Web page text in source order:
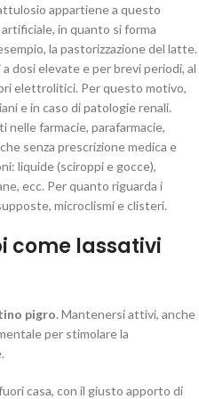
appartiene a questo
in quanto si forma
la pastorizzazione del latte.
dosi elevate e per brevi periodi, al
elettrolitici. Per questo motivo,
e in caso di patologie renali.
nelle farmacie, parafarmacie,
senza prescrizione medica e
liquide (sciroppi e gocce),
ecc. Per quanto riguarda i
microclismi e clisteri.
come lassativi
pigro. Mantenersi attivi, anche
per stimolare la
casa, con il giusto apporto di